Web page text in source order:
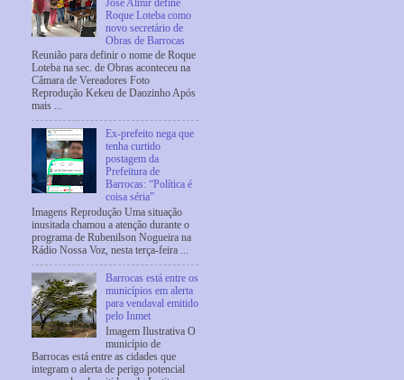
José Almir define
Roque Loteba como
novo secretário de
Obras de Barrocas
Reunião para definir o nome de Roque
Loteba na sec. de Obras aconteceu na
Câmara de Vereadores Foto
Reprodução Kekeu de Daozinho Após
mais ...
Ex-prefeito nega que
tenha curtido
postagem da
Prefeitura de
Barrocas: “Política é
coisa séria”
Imagens Reprodução Uma situação
inusitada chamou a atenção durante o
programa de Rubenilson Nogueira na
Rádio Nossa Voz, nesta terça-feira ...
Barrocas está entre os
municípios em alerta
para vendaval emitido
pelo Inmet
Imagem Ilustrativa O
município de
Barrocas está entre as cidades que
integram o alerta de perigo potencial